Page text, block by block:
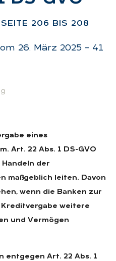
SEI­TE 206 BIS 208
26. März 2025 – 41
eines
Art. 22 Abs. 1 DS-GVO
der
maßgeblich leiten. Davon
wenn die Banken zur
weitere
und Vermögen
entgegen Art. 22 Abs. 1